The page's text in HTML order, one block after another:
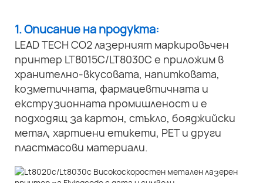
1. Описание на продукта:
LEAD TECH CO2 лазерният маркировъчен
принтер LT8015C/LT8030C е приложим в
хранително-вкусовата, напитковата,
козметичната, фармацевтичната и
екструзионната промишленост и е
подходящ за картон, стъкло, бояджийски
метал, хартиени етикети, PET и други
пластмасови материали.